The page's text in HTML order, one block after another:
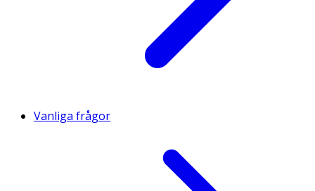
Vanliga frågor